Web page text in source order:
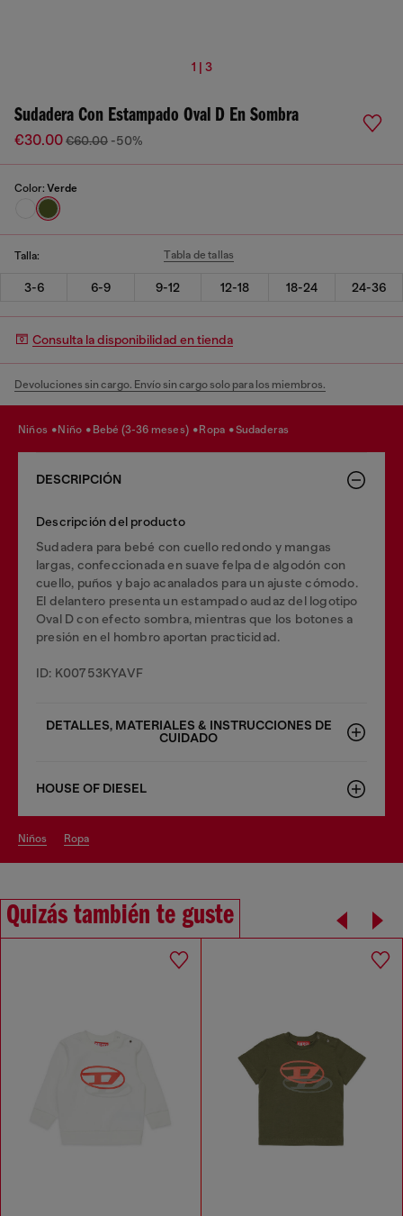
1 | 3
Sudadera Con Estampado Oval D En Sombra
€30.00€60.00 -50%
Color: Verde
Talla: Tabla de tallas
3-6 6-9 9-12 12-18 18-24 24-36
Consulta la disponibilidad en tienda
Devoluciones sin cargo. Envío sin cargo solo para los miembros.
niños niño bebé (3-36 meses) ropa sudaderas
DESCRIPCIÓN
Descripción del producto
Sudadera para bebé con cuello redondo y mangas
largas, confeccionada en suave felpa de algodón con
cuello, puños y bajo acanalados para un ajuste cómodo.
El delantero presenta un estampado audaz del logotipo
Oval D con efecto sombra, mientras que los botones a
presión en el hombro aportan practicidad.
ID: K00753KYAVF
DETALLES, MATERIALES & INSTRUCCIONES DE
CUIDADO
HOUSE OF DIESEL
niños ropa
Quizás también te guste